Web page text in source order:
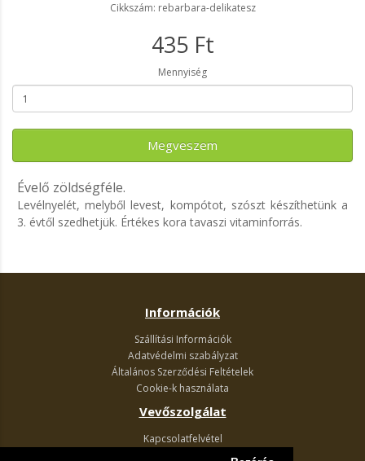
Cikkszám: rebarbara-delikatesz
435 Ft
Mennyiség
Megveszem
Évelő zöldségféle.
Levélnyelét, melyből levest, kompótot, szószt készíthetünk a
3. évtől szedhetjük. Értékes kora tavaszi vitaminforrás.
Információk
Szállítási Információk
Adatvédelmi szabályzat
Általános Szerződési Feltételek
Cookie-k használata
Vevőszolgálat
Kapcsolatfelvétel